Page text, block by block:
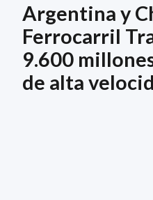
Argentina y
Ferrocarril
9.600
de alta